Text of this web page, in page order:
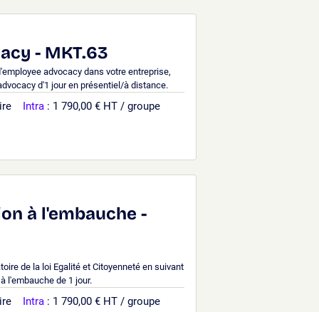
- MKT.63
advocacy dans votre entreprise,
d'1 jour en présentiel/à distance.
Intra : 1 790,00 € HT / groupe
à l'embauche -
de la loi Egalité et Citoyenneté en suivant
l'embauche de 1 jour.
Intra : 1 790,00 € HT / groupe